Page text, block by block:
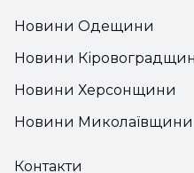
Новини Одещини
Новини
Новини Херсонщини
Новини Миколаївщини
Контакти